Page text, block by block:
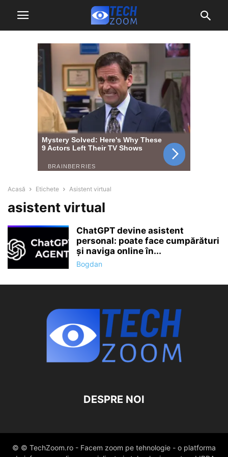
Acasă Etichete Asistent virtual
asistent virtual
ChatGPT devine asistent
personal: poate face cumpărături
și naviga online în...
Bogdan
DESPRE NOI
© © TechZoom.ro - Facem zoom pe tehnologie - o platforma